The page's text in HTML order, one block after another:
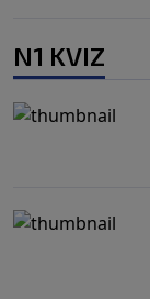
N1 KVIZ